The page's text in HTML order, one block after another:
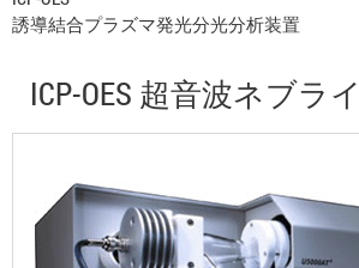
誘導結合プラズマ発光分光分析装置
ICP-OES 超音波ネブラ